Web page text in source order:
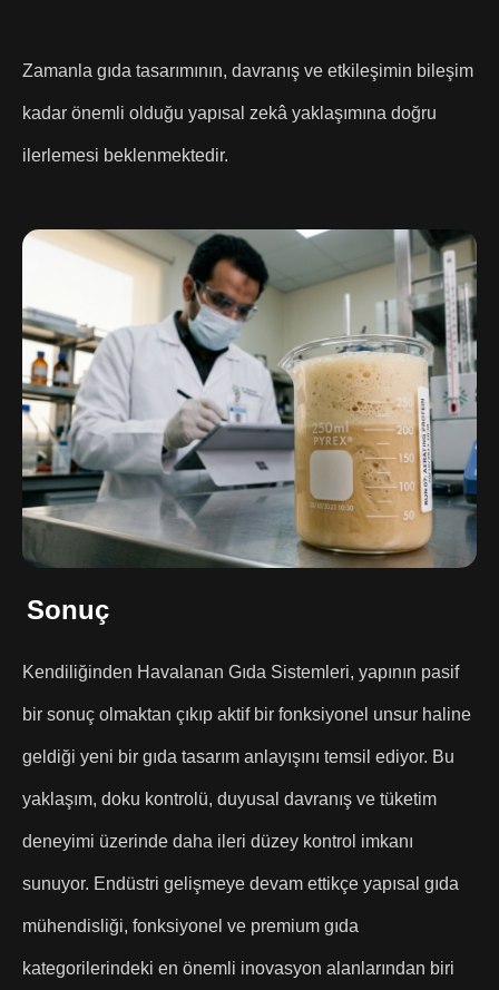
Zamanla gıda tasarımının, davranış ve etkileşimin bileşim
kadar önemli olduğu yapısal zekâ yaklaşımına doğru
ilerlemesi beklenmektedir.
Sonuç
Kendiliğinden Havalanan Gıda Sistemleri, yapının pasif
bir sonuç olmaktan çıkıp aktif bir fonksiyonel unsur haline
geldiği yeni bir gıda tasarım anlayışını temsil ediyor. Bu
yaklaşım, doku kontrolü, duyusal davranış ve tüketim
deneyimi üzerinde daha ileri düzey kontrol imkanı
sunuyor. Endüstri gelişmeye devam ettikçe yapısal gıda
mühendisliği, fonksiyonel ve premium gıda
kategorilerindeki en önemli inovasyon alanlarından biri